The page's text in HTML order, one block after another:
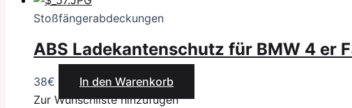
Stoßfängerabdeckungen
ABS Ladekantenschutz für BMW 4 er
38€
In den Warenkorb
Zur Wunschliste hinzufügen